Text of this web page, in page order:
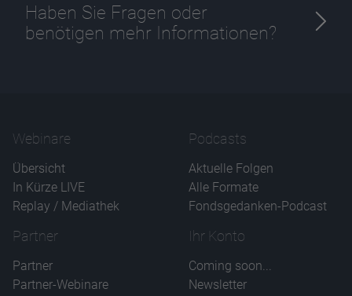
Haben Sie Fragen oder
benötigen mehr Informationen?
Webinare
Übersicht
In Kürze LIVE
Replay / Mediathek
Podcasts
Aktuelle Folgen
Alle Formate
Fondsgedanken-Podcast
Partner
Partner
Partner-Webinare
Ihr Konto
Coming soon...
Newsletter